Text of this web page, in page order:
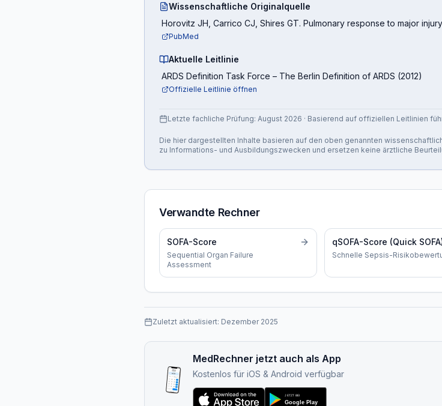
Wissenschaftliche Originalquelle
Horovitz JH, Carrico CJ, Shires GT. Pulmonary response to major
PubMed
Aktuelle Leitlinie
ARDS Definition Task Force – The Berlin Definition of ARDS (2012)
Offizielle Leitlinie öffnen
Letzte fachliche Prüfung: August 2026 · Basierend auf offiziellen Leitlinien
Die hier dargestellten Inhalte basieren auf den oben genannten
zu Informations- und Ausbildungszwecken und ersetzen keine ärztliche
Verwandte Rechner
SOFA-Score
Sequential Organ Failure
Assessment
qSOFA-Score (Quick
Schnelle Sepsis-
Zuletzt aktualisiert: Dezember 2025
MedRechner jetzt auch als App
Kostenlos für iOS & Android verfügbar